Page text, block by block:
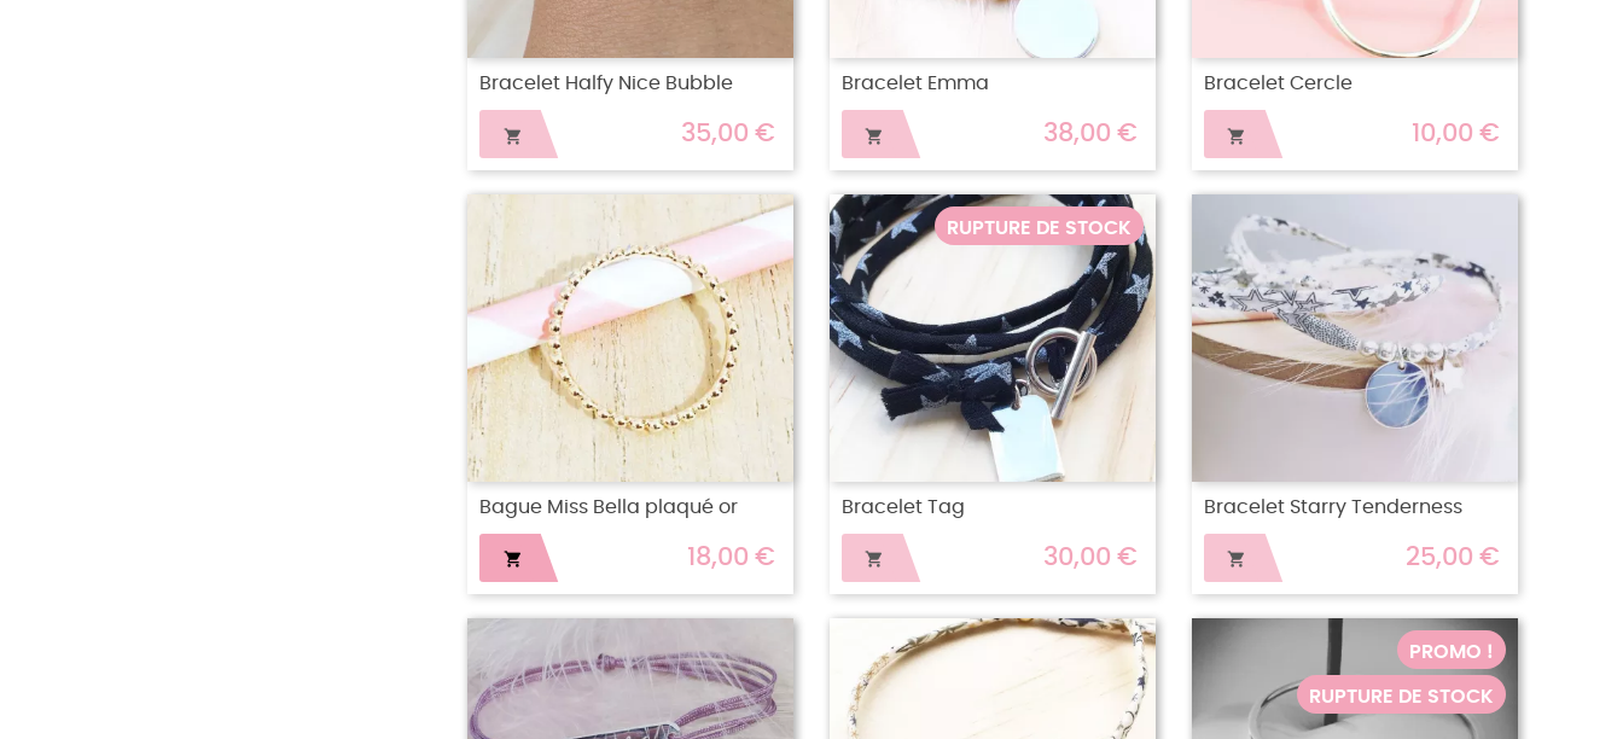
Bracelet Halfy Nice Bubble
 35,00 €
Bracelet Emma
 38,00 €
Bracelet Cercle
 10,00 €
Bague Miss Bella plaqué or
 18,00 €
RUPTURE DE STOCK
Bracelet Tag
 30,00 €
Bracelet Starry Tenderness
 25,00 €
PROMO !
RUPTURE DE STOCK